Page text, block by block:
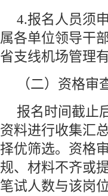
4.报名人员须
属各单位领导干
省支线机场管理
（二）资格审
报名时间截止
资料进行收集汇
择优筛选。资格
规、材料不齐或
笔试人数与该岗